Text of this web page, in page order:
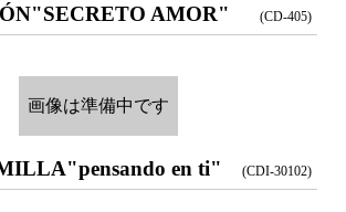
"SECRETO AMOR" (CD-405)
画像は準備中です
"pensando en ti" (CDI-30102)